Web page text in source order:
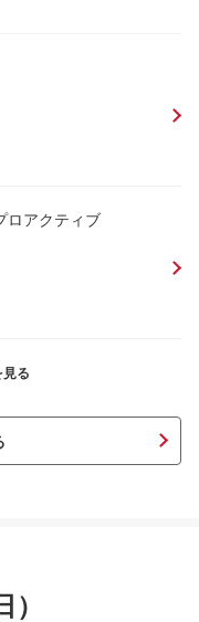
アクティブ
見る